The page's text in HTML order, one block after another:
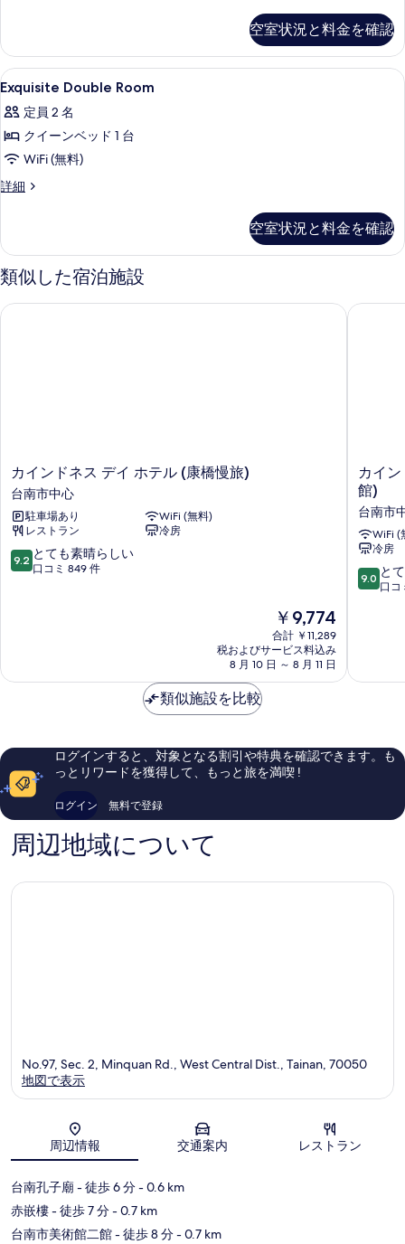
写
真
を
表
示
す
詳
細
空室状況と料金を確認
Exquisite
Double
Room
の
す
べ
写
真
を
羽毛の掛け布団、デスク、遮光カー
6
Exquisite Double Room
定員 2 名
クイーンベッド 1 台
WiFi (無料)
詳細
Exquisite
詳
細
空室状況と料金を確認
類似した宿泊施設
カ
イ
ン
ド
ネ
ス
デ
慢
市
心
カインドネス デイ ホテル (康橋慢旅)
台南市中心
駐車場あり
WiFi (無料)
レストラン
冷房
10
段
素
い、
コ
ミ
件
の
コ
9.2 とても素晴らしい
口コミ 849 件
現
在
の
料
金
￥9,774
合計 ￥11,289
税およびサービス料込み
8 月 10 日 ～ 8 月 11 日
カインドネス デイ ホテル (康橋慢旅)
カ
イ
ン
ド
ネ
ス
ホ
テ
ン
旅
-
カイ
館)
台南市
WiFi (
冷房
10
段
も
し
い、
の
9.0 と
口コ
カイン
類似施設を比較
ログインすると、対象となる割引や特典を確認できます。も
っとリワードを獲得して、もっと旅を満喫 !
ログイン 無料で登録
周辺地域について
地図
No.97, Sec. 2, Minquan Rd., West Central Dist., Tainan, 70050
地図で表示
周辺情報 交通案内 レストラン
台南孔子廟 - 徒歩 6 分- 0.6 km
赤嵌樓- 徒歩 7 分- 0.7 km
台南市美術館二館- 徒歩 8 分- 0.7 km